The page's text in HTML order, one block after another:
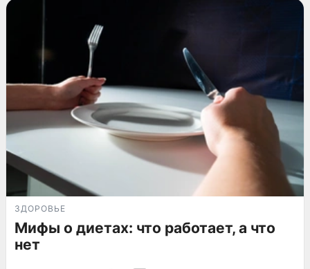
ЗДОРОВЬЕ
Мифы о диетах: что работает, а что
нет